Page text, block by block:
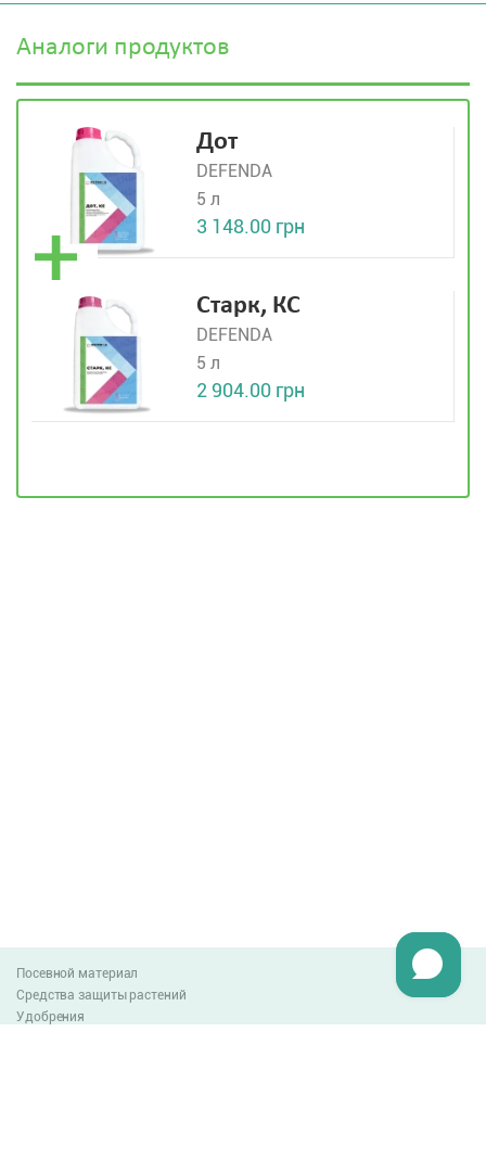
Аналоги продуктов
Дот
DEFENDA
5 л
3 148.00 грн
Старк, КС
DEFENDA
5 л
2 904.00 грн
Посевной материал
Средства защиты растений
Удобрения